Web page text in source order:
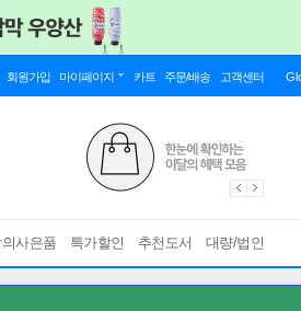
회원가입 마이페이지 카트 주문/배송 고객센터
사은품 특가할인 추천도서 대량/법인